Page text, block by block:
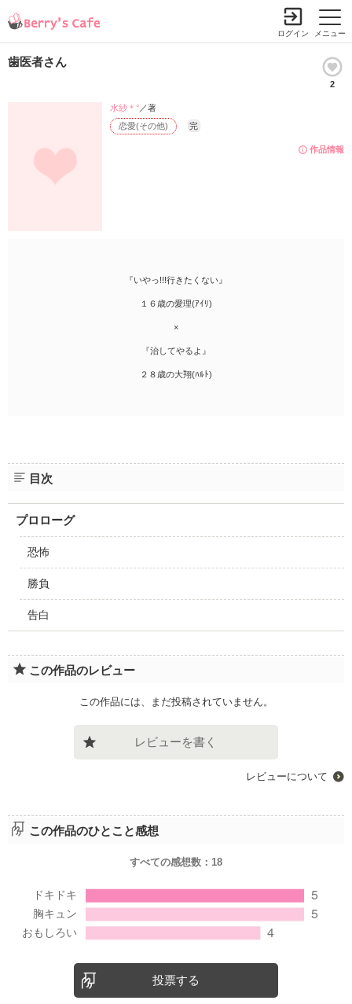
メニュー
ログイン
歯医者さん
2
作品情報
恋愛(その他) 完
水紗＊°／著
『いやっ!!!行きたくない』
１６歳の愛理(ｱｲﾘ)
×
『治してやるよ』
２８歳の大翔(ﾊﾙﾄ)
目次
プロローグ
恐怖
勝負
告白
この作品のレビュー
この作品には、まだ投稿されていません。
レビューを書く
レビューについて
この作品のひとこと感想
すべての感想数： 18
投票する